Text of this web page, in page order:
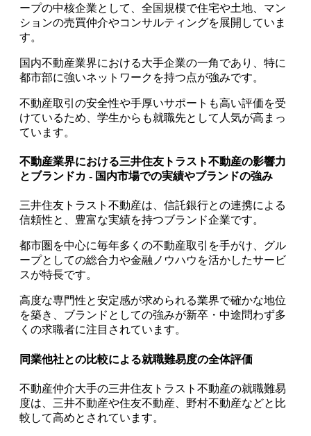
ープの中核企業として、全国規模で住宅や土地、マン
ションの売買仲介やコンサルティングを展開 していま
す。
国内不動産業界における大手企業の一角であり、特に
都市部に強いネットワークを持つ点が強みです。
不動産取引の安全性や手厚いサポートも高い評価を受
けているため、学生からも就職先として人気が高まっ
ています。
不動産業界における三井住友トラスト不動産の影響力
とブランドカ - 国内市場での実績やブランドの強み
三井住友トラスト不動産は、信託銀行との連携による
信頼性と、豊富な実績を持つブランド企業です。
都市圏を中心に毎年多くの不動産取引を手がけ、グル
ープとしての総合力や金融ノウハウを活かしたサービ
スが特長です。
高度な専門性と安定感が求められる業界で確かな地位
を築き、ブランドとしての強みが新卒・中途問わず多
くの求職者に注目されています。
同業他社との比較による就職難易度の全体評価
不動産仲介大手の三井住友トラスト不動産の就職難易
度は、三井不動産や住友不動産、野村不動産などと比
較して高めとされています。